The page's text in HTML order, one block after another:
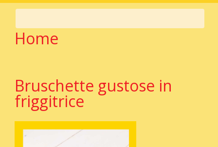
Home
Bruschette gustose in
friggitrice